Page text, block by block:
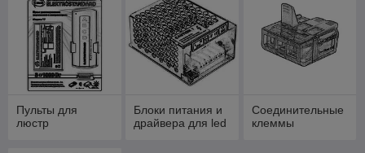
Пульты для
люстр
Блоки питания и
драйвера для led
Cоединительные
клеммы